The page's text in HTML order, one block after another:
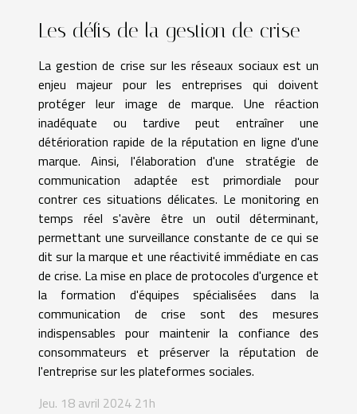
Les défis de la gestion de crise
La gestion de crise sur les réseaux sociaux est un
enjeu majeur pour les entreprises qui doivent
protéger leur image de marque. Une réaction
inadéquate ou tardive peut entraîner une
détérioration rapide de la réputation en ligne d'une
marque. Ainsi, l'élaboration d'une stratégie de
communication adaptée est primordiale pour
contrer ces situations délicates. Le monitoring en
temps réel s'avère être un outil déterminant,
permettant une surveillance constante de ce qui se
dit sur la marque et une réactivité immédiate en cas
de crise. La mise en place de protocoles d'urgence et
la formation d'équipes spécialisées dans la
communication de crise sont des mesures
indispensables pour maintenir la confiance des
consommateurs et préserver la réputation de
l'entreprise sur les plateformes sociales.
Jeu. 18 avril 2024 21h